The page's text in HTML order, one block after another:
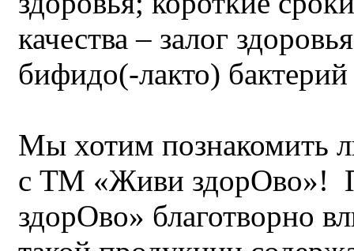
качества – залог
бифидо(-лакто) бактерий
Мы хотим познакомить
с ТМ «Живи здорОво»!
здорОво» благотворно